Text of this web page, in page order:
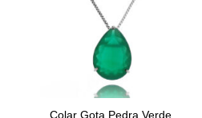
Colar Gota Pedra Verde